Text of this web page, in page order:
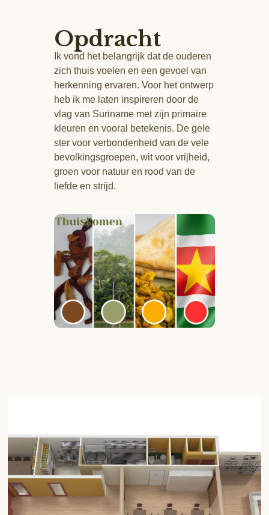
Opdracht
Ik vond het belangrijk dat de ouderen
zich thuis voelen en een gevoel van
herkenning ervaren. Voor het ontwerp
heb ik me laten inspireren door de
vlag van Suriname met zijn primaire
kleuren en vooral betekenis. De gele
ster voor verbondenheid van de vele
bevolkingsgroepen, wit voor vrijheid,
groen voor natuur en rood van de
liefde en strijd.